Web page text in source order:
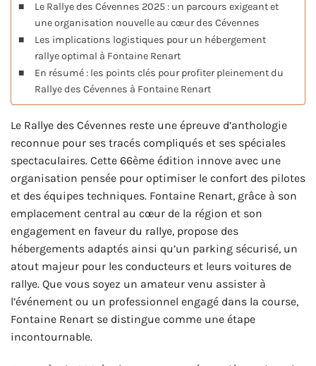
Le Rallye des Cévennes 2025 : un parcours exigeant et
une organisation nouvelle au cœur des Cévennes
Les implications logistiques pour un hébergement
rallye optimal à Fontaine Renart
En résumé : les points clés pour profiter pleinement du
Rallye des Cévennes à Fontaine Renart
Le Rallye des Cévennes reste une épreuve d’anthologie
reconnue pour ses tracés compliqués et ses spéciales
spectaculaires. Cette 66ème édition innove avec une
organisation pensée pour optimiser le confort des pilotes
et des équipes techniques. Fontaine Renart, grâce à son
emplacement central au cœur de la région et son
engagement en faveur du rallye, propose des
hébergements adaptés ainsi qu’un parking sécurisé, un
atout majeur pour les conducteurs et leurs voitures de
rallye. Que vous soyez un amateur venu assister à
l’événement ou un professionnel engagé dans la course,
Fontaine Renart se distingue comme une étape
incontournable.